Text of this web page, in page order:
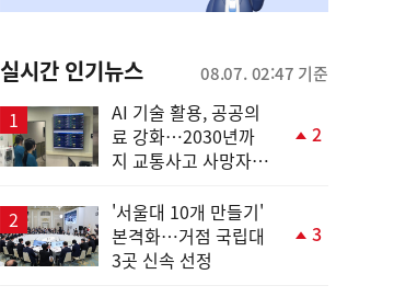
실시간 인기뉴스 08.07. 02:47 기준
AI 기술 활용, 공공의
료 강화…2030년까
지 교통사고 사망자
2
'서울대 10개 만들기'
본격화…거점 국립대
3곳 신속 선정
3